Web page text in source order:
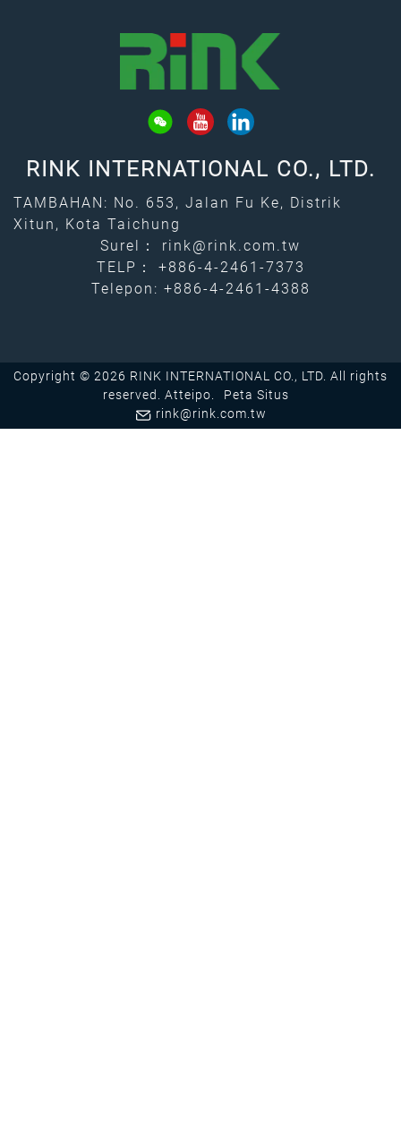
RINK INTERNATIONAL CO., LTD.
TAMBAHAN: No. 653, Jalan Fu Ke, Distrik
Xitun, Kota Taichung
Surel： rink@rink.com.tw
TELP： +886-4-2461-7373
Telepon: +886-4-2461-4388
Copyright © 2026 RINK INTERNATIONAL CO., LTD. All rights
reserved. Atteipo.
Peta Situs
rink@rink.com.tw